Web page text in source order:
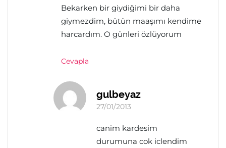
Bekarken bir giydiğimi bir daha
giymezdim, bütün maaşımı kendime
harcardım. O günleri özlüyorum
Cevapla
gulbeyaz
27/01/2013
canim kardesim
durumuna cok iclendim